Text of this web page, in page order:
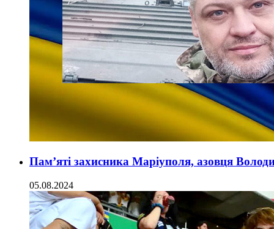
Пам’яті захисника Маріуполя, азовця
05.08.2024